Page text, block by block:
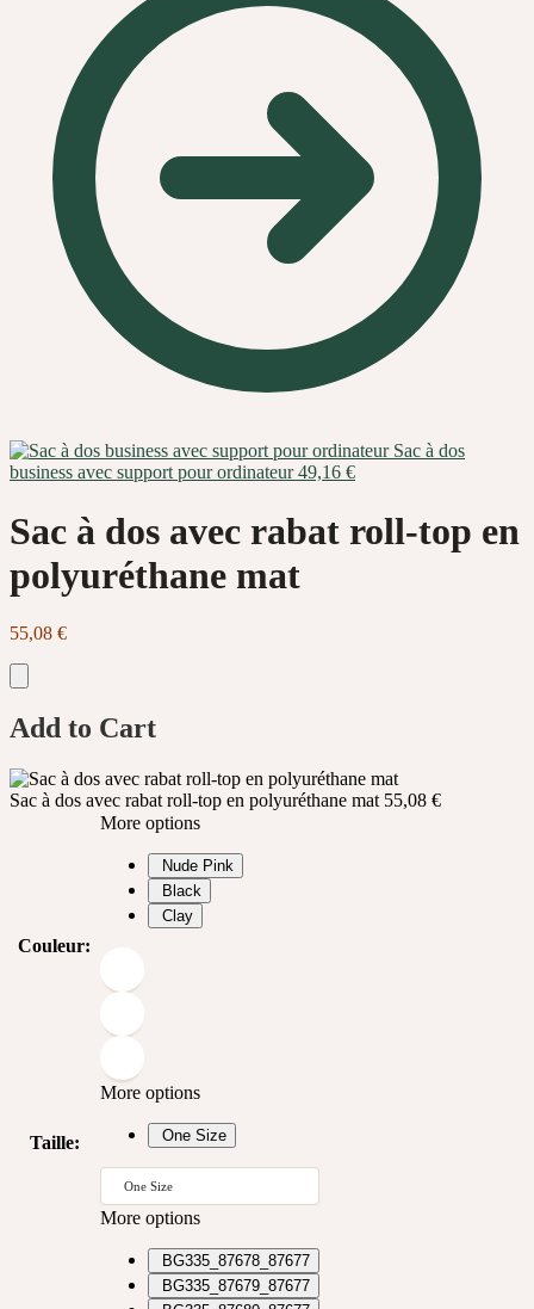
Sac à dos
business avec support pour ordinateur 49,16 €
Sac à dos avec rabat roll-top en
polyuréthane mat
55,08 €
Add to Cart
Sac à dos avec rabat roll-top en polyuréthane mat 55,08 €
Couleur:
More options
Nude Pink
Black
Clay
Taille:
More options
One Size
One Size
More options
BG335_87678_87677
BG335_87679_87677